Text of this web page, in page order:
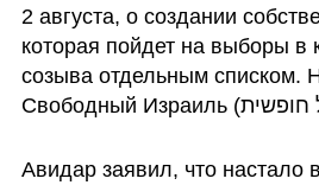
2 августа, о создании
которая пойдет на выборы в
созыва отдельным списком.
Авидар заявил, что настало